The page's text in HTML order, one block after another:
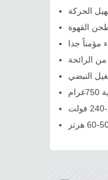
الحركة
القهوة
مؤمناً جدا
الرائحة